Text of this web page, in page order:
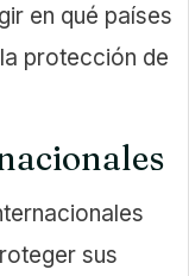
en qué países
protección de
sus